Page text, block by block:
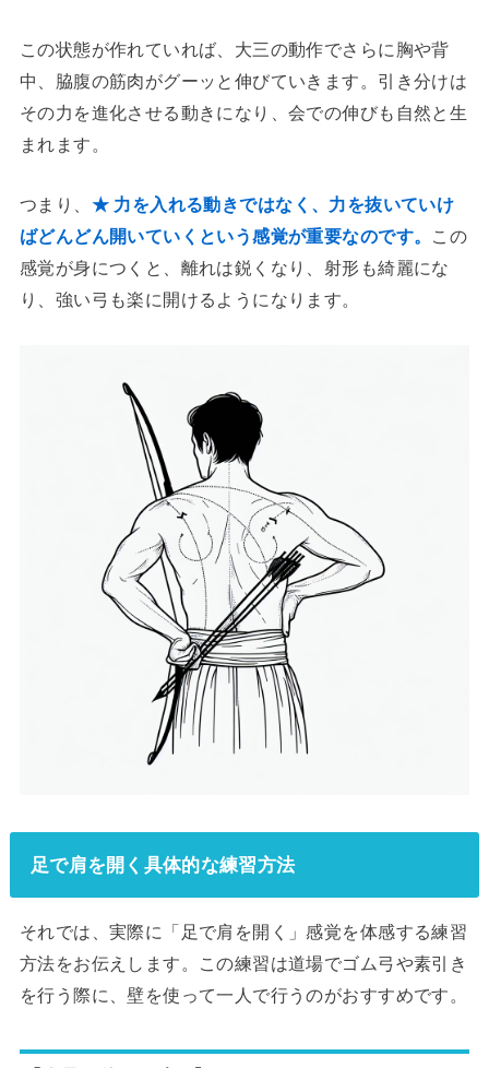
この状態が作れていれば、大三の動作でさらに胸や背
中、脇腹の筋肉がグーッと伸びていきます。引き分けは
その力を進化させる動きになり、会での伸びも自然と生
まれます。
つまり、 ★ 力を入れる動きではなく、力を抜いていけ
ばどんどん開いていくという感覚が重要なのです。 この
感覚が身につくと、離れは鋭くなり、射形も綺麗にな
り、強い弓も楽に開けるようになります。
足で肩を開く具体的な練習方法
それでは、実際に「足で肩を開く」感覚を体感する練習
方法をお伝えします。この練習は道場でゴム弓や素引き
を行う際に、壁を使って一人で行うのがおすすめです。